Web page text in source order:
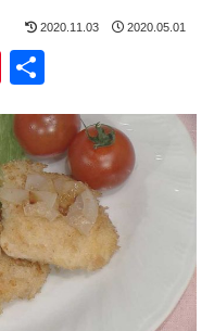
2020.11.03 2020.05.01
Pi
er
e
st